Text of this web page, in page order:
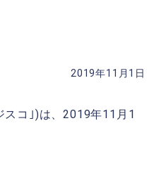
2019年11月1日
コ｣)は、2019年11月1